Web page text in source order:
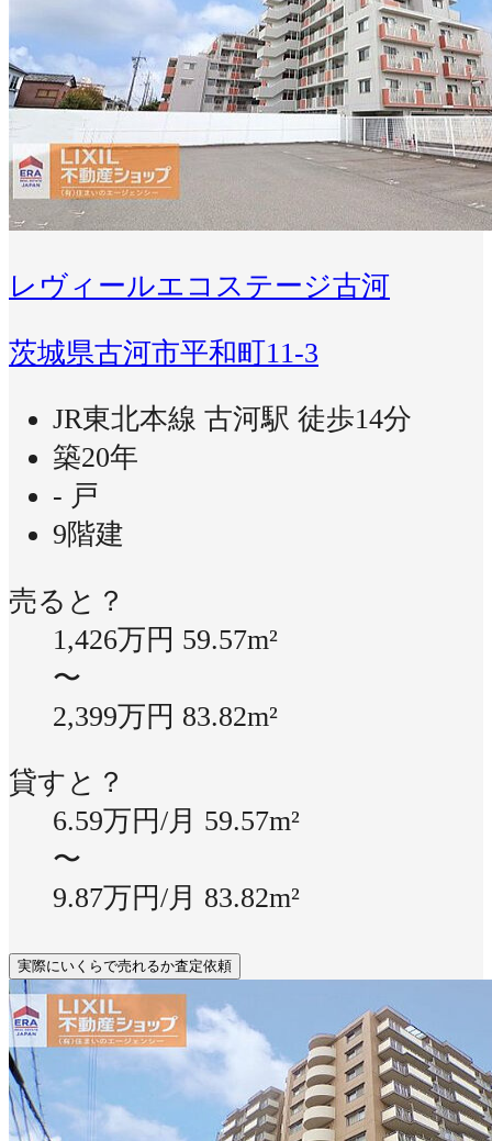
レヴィールエコステージ古河
茨城県古河市平和町11-3
JR東北本線 古河駅 徒歩14分
築20年
- 戸
9階建
売ると？
1,426万円 59.57m²
〜
2,399万円 83.82m²
貸すと？
6.59万円/月 59.57m²
〜
9.87万円/月 83.82m²
実際にいくらで売れるか査定依頼